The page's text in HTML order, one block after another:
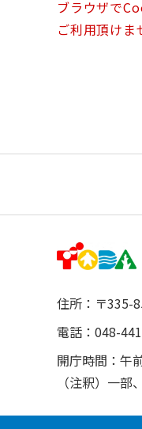
ブラウザで
ご利用頂けま
住所：〒335-
電話：048-
開庁時間：午
（注釈）一部